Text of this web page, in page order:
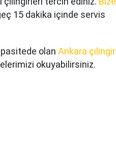
15 dakika içinde servis
olan Ankara çilingir
okuyabilirsiniz.